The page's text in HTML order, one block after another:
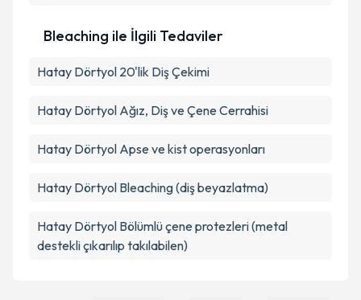
Bleaching ile İlgili Tedaviler
Hatay Dörtyol 20'lik Diş Çekimi
Hatay Dörtyol Ağız, Diş ve Çene Cerrahisi
Hatay Dörtyol Apse ve kist operasyonları
Hatay Dörtyol Bleaching (diş beyazlatma)
Hatay Dörtyol Bölümlü çene protezleri (metal
destekli çıkarılıp takılabilen)